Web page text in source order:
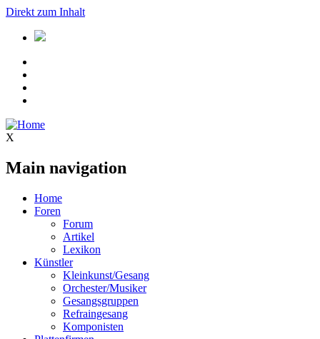
Direkt zum Inhalt
X
Main navigation
Home
Foren
Forum
Artikel
Lexikon
Künstler
Kleinkunst/Gesang
Orchester/Musiker
Gesangsgruppen
Refraingesang
Komponisten